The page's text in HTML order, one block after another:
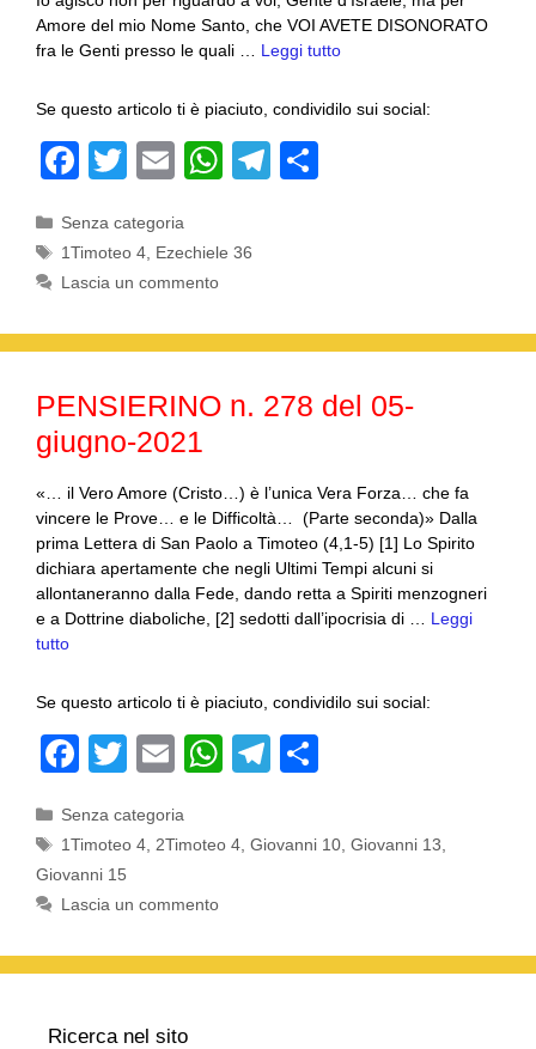
Amore del mio Nome Santo, che VOI AVETE DISONORATO
fra le Genti presso le quali … Leggi tutto
Se questo articolo ti è piaciuto, condividilo sui social:
F
c
e
o
o
k
T
tt
er
E
ail
W
at
p
p
T
m di
Categorie
Senza categoria
Tag
1Timoteo 4 Ezechiele 36
Lascia un commento
PENSIERINO n. 278 del 05-
giugno-2021
«… il Vero Amore (Cristo…) è l’unica Vera Forza… che fa
vincere le Prove… e le Difficoltà… (Parte seconda)» Dalla
prima Lettera di San Paolo a Timoteo (4,1-5) [1] Lo Spirito
dichiara apertamente che negli Ultimi Tempi alcuni si
allontaneranno dalla Fede, dando retta a Spiriti menzogneri
e a Dottrine diaboliche, [2] sedotti dall’ipocrisia di … Leggi
tutto
Se questo articolo ti è piaciuto, condividilo sui social:
F
c
e
b
o
o
k
T
tt
E
ail
W
at
p
p
T
m
n
di
Categorie
Senza categoria
Tag
1Timoteo 4 2Timoteo 4 ,Giovanni 10 ,Giovanni 13
Giovanni 15
Lascia un commento
Ricerca nel sito